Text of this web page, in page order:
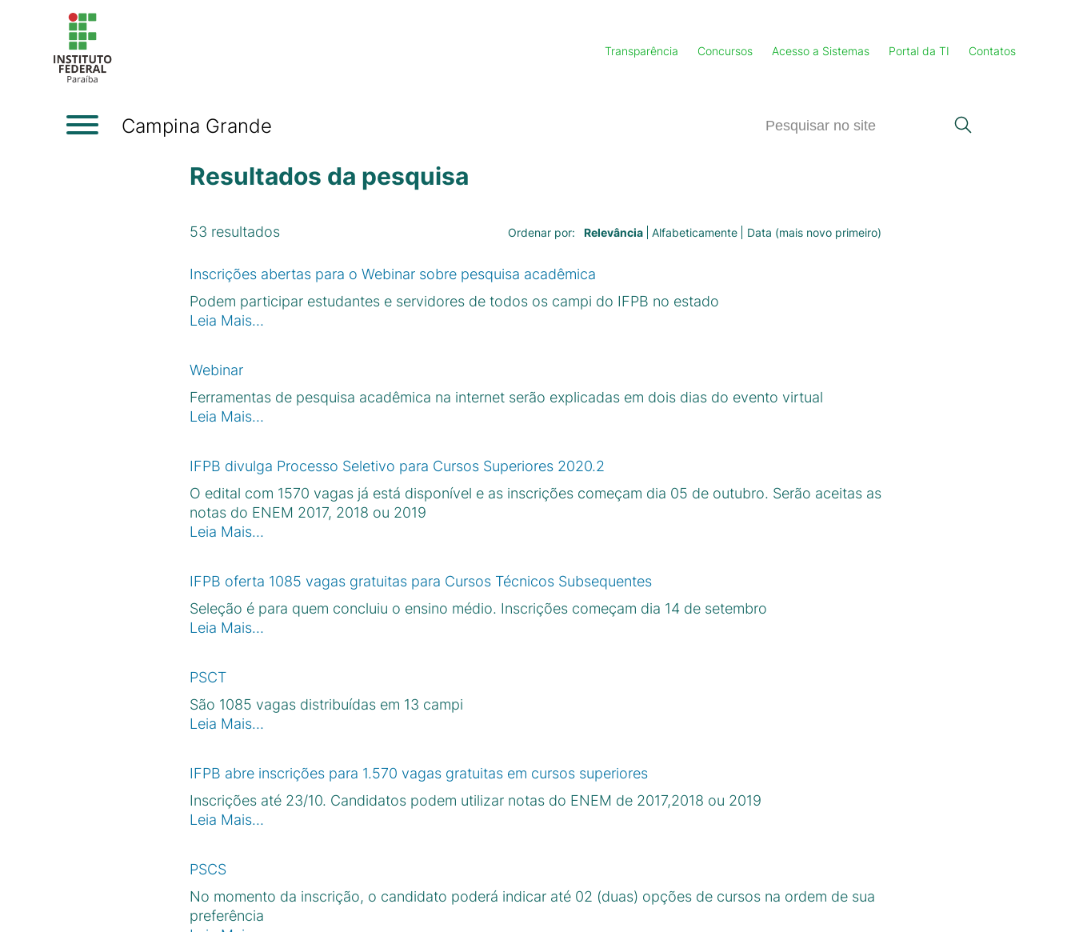
Transparência Concursos Acesso a Sistemas Portal da TI Contatos
Campina Grande
Resultados da pesquisa
53 resultados Ordenar por: Relevância Alfabeticamente Data (mais novo primeiro)
Inscrições abertas para o Webinar sobre pesquisa acadêmica
Podem participar estudantes e servidores de todos os campi do IFPB no estado
Leia Mais…
Webinar
Ferramentas de pesquisa acadêmica na internet serão explicadas em dois dias do evento virtual
Leia Mais…
IFPB divulga Processo Seletivo para Cursos Superiores 2020.2
O edital com 1570 vagas já está disponível e as inscrições começam dia 05 de outubro. Serão aceitas as
notas do ENEM 2017, 2018 ou 2019
Leia Mais…
IFPB oferta 1085 vagas gratuitas para Cursos Técnicos Subsequentes
Seleção é para quem concluiu o ensino médio. Inscrições começam dia 14 de setembro
Leia Mais…
PSCT
São 1085 vagas distribuídas em 13 campi
Leia Mais…
IFPB abre inscrições para 1.570 vagas gratuitas em cursos superiores
Inscrições até 23/10. Candidatos podem utilizar notas do ENEM de 2017,2018 ou 2019
Leia Mais…
PSCS
No momento da inscrição, o candidato poderá indicar até 02 (duas) opções de cursos na ordem de sua
preferência